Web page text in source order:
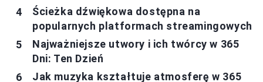
Ścieżka dźwiękowa dostępna na
popularnych platformach streamingowych
Najważniejsze utwory i ich twórcy w 365
Dni: Ten Dzień
Jak muzyka kształtuje atmosferę w 365